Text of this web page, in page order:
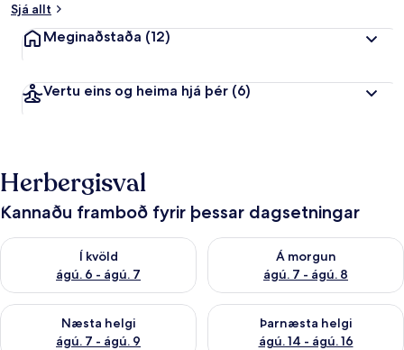
Sjá allt
Meginaðstaða (12)
Vertu eins og heima hjá þér (6)
Herbergisval
Kannaðu framboð fyrir þessar dagsetningar
Í kvöld
ágú. 6 - ágú. 7
Athuga framboð í kvöld ágú. 6 - ágú. 7
Á morgun
ágú. 7 - ágú. 8
Athuga framboð á morgun
Næsta helgi
ágú. 7 - ágú. 9
Athuga framboð næstu helgi ágú. 7 - ágú. 9
Þarnæsta helgi
ágú. 14 - ágú. 16
Athuga framboð þarnæstu